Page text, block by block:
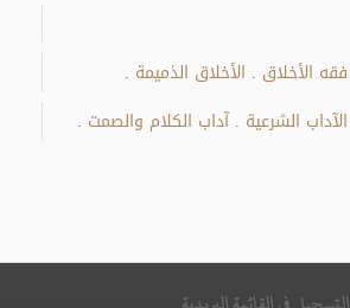
فقه الأخلاق الأخلاق الذميمة
الآداب الشرعية آداب الكلام والصمت